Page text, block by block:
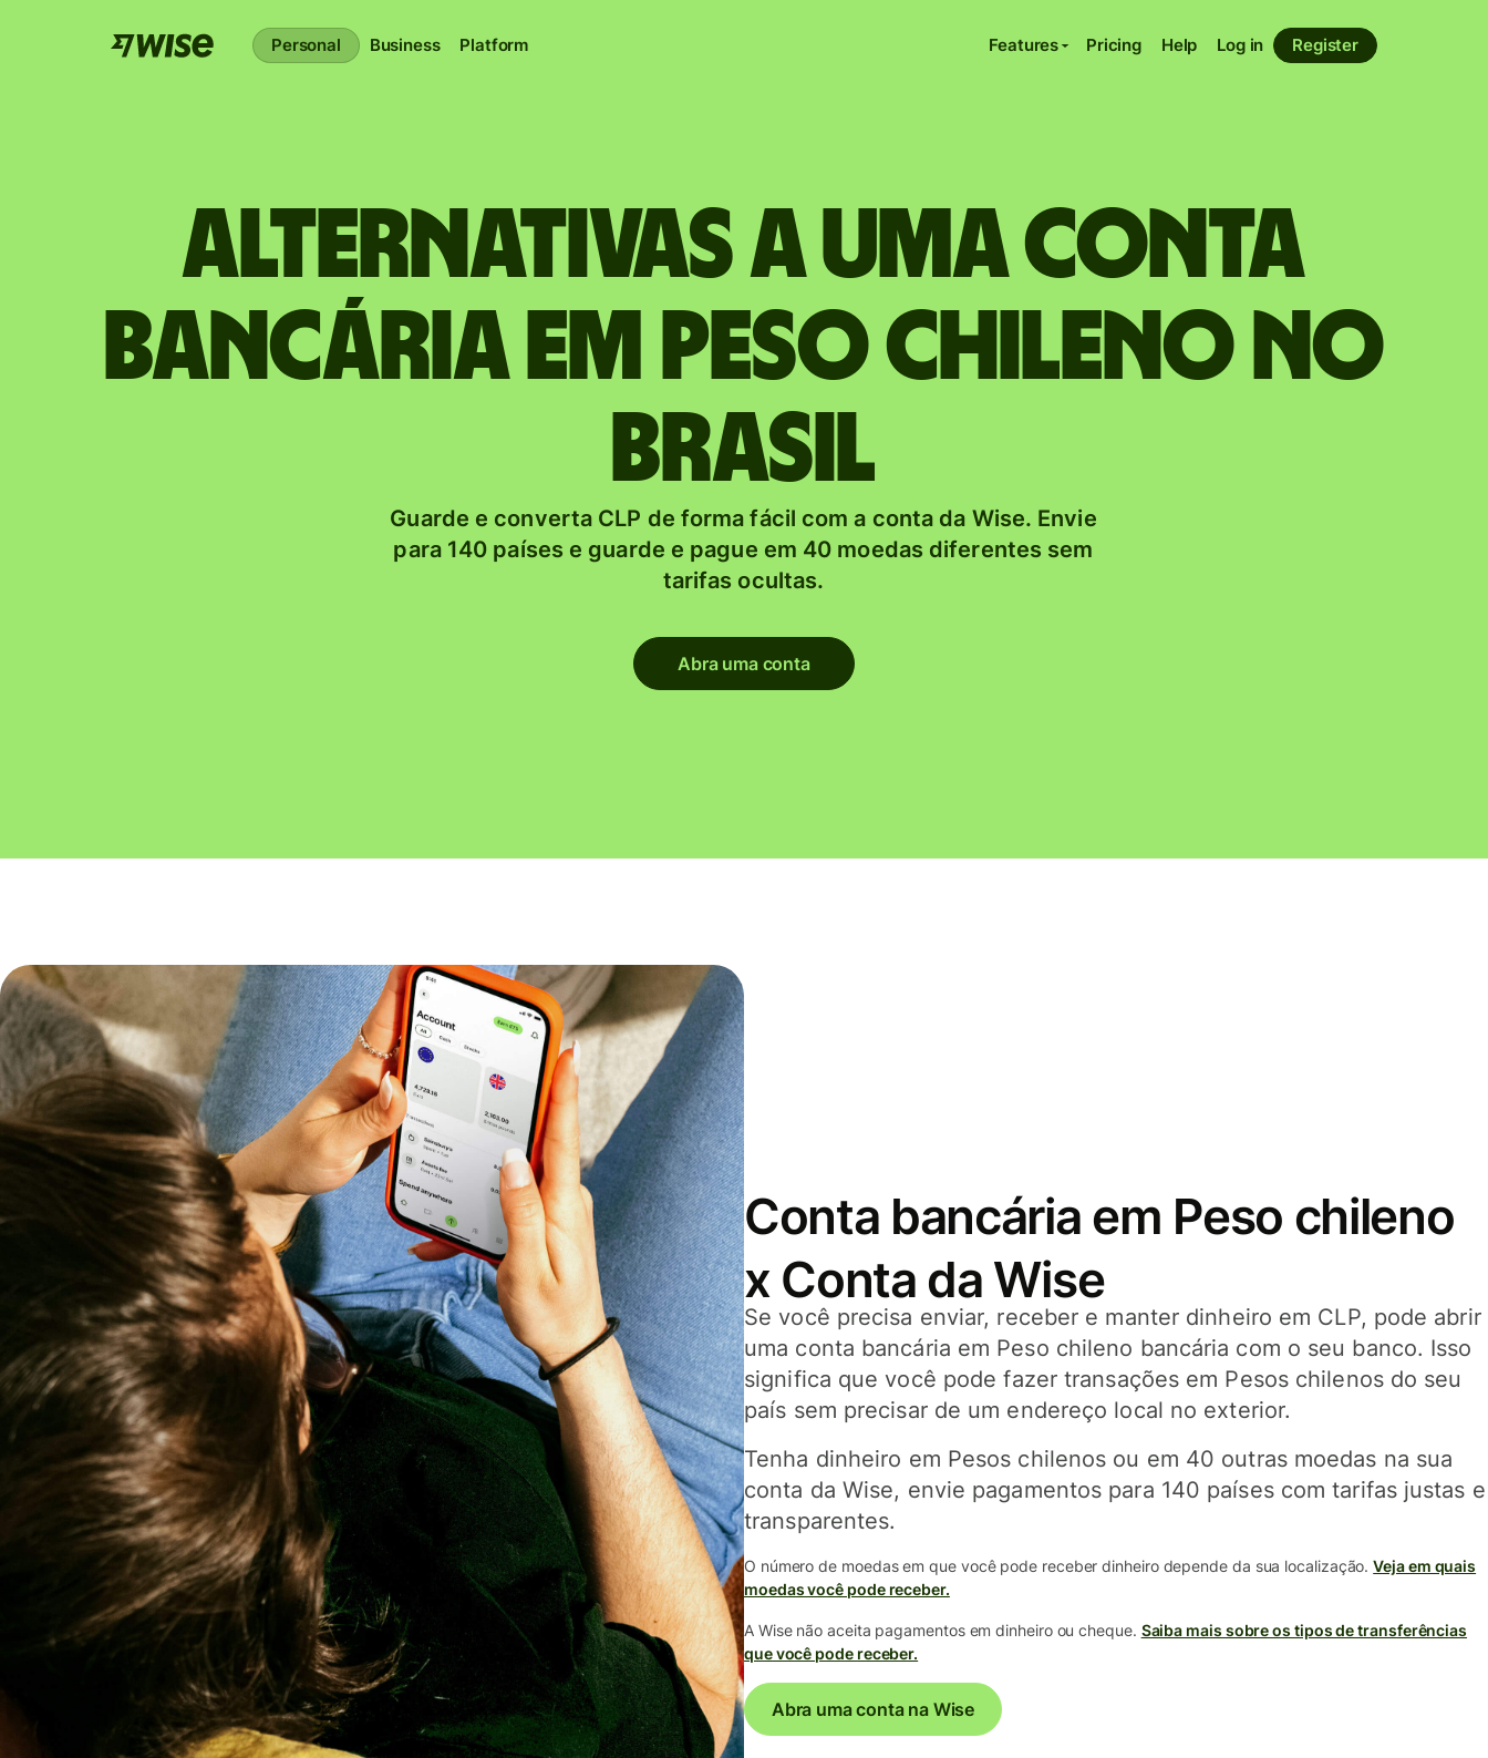
Personal Business Platform Features Pricing Help Log in Register
Alternativas a uma conta
bancária em Peso chileno no
Brasil
Guarde e converta CLP de forma fácil com a conta da Wise. Envie
para 140 países e guarde e pague em 40 moedas diferentes sem
tarifas ocultas.
Abra uma conta
Conta bancária em Peso chileno
x Conta da Wise
Se você precisa enviar, receber e manter dinheiro em CLP, pode abrir
uma conta bancária em Peso chileno bancária com o seu banco. Isso
significa que você pode fazer transações em Pesos chilenos do seu
país sem precisar de um endereço local no exterior.
Tenha dinheiro em Pesos chilenos ou em 40 outras moedas na sua
conta da Wise, envie pagamentos para 140 países com tarifas justas e
transparentes.
O número de moedas em que você pode receber dinheiro depende da sua localização.Veja em quais
moedas você pode receber.
A Wise não aceita pagamentos em dinheiro ou cheque. Saiba mais sobre os tipos de transferências
que você pode receber.
Abra uma conta na Wise